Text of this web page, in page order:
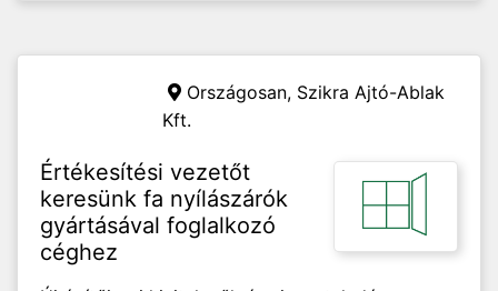
Országosan, Szikra Ajtó-Ablak
Kft.
Értékesítési vezetőt
keresünk fa nyílászárók
gyártásával foglalkozó
céghez